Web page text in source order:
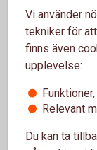
PMI
avslutning
i november. Det
somras och
Vi använder
tekniker för
finns även
upplevelse:
Relevant
Du kan ta